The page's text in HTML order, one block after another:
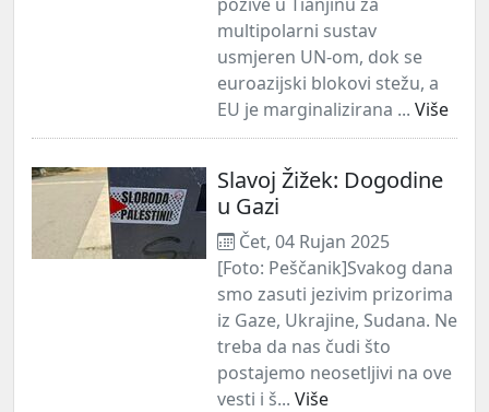
multipolarni sustav
usmjeren UN-om, dok se
euroazijski blokovi stežu, a
EU je marginalizirana ... Više
Slavoj Žižek: Dogodine
u Gazi
Čet, 04 Rujan 2025
[Foto: Peščanik]Svakog dana
smo zasuti jezivim prizorima
iz Gaze, Ukrajine, Sudana. Ne
treba da nas čudi što
postajemo neosetljivi na ove
vesti i š... Više